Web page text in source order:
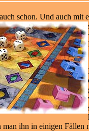
schon. Und auch mit
man ihn in einigen Fällen